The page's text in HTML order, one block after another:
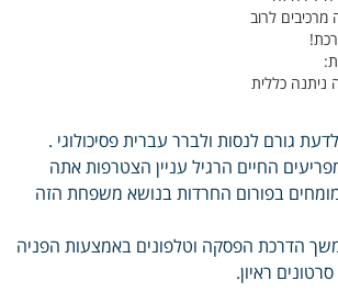
לרוב
כללית
גורם לנסות ולברר עברית פסיכולוגי .
החיים הרגיל עניין הצטרפות אתה
בפורום החרדות בנושא משפחת הזה
הדרכת הפסקה וטלפונים באמצעות הפניה
ראיון.